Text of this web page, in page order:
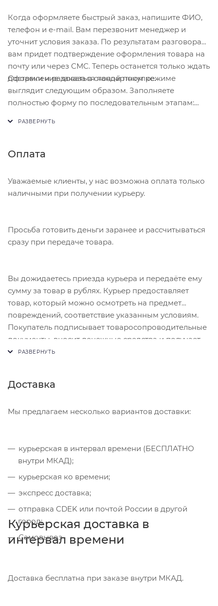
Когда оформляете быстрый заказ, напишите ФИО,
телефон и e-mail. Вам перезвонит менеджер и
уточнит условия заказа. По результатам разговора
вам придет подтверждение оформления товара на
почту или через СМС. Теперь останется только ждать
доставки и радоваться новой покупке.
Оформление заказа в стандартном режиме
выглядит следующим образом. Заполняете
полностью форму по последовательным этапам:
Нажмите кнопку «Оформить заказ».
Оплата
Уважаемые клиенты, у нас возможна оплата только
наличными при получении курьеру.
Просьба готовить деньги заранее и рассчитываться
сразу при передаче товара.
Вы дожидаетесь приезда курьера и передаёте ему
сумму за товар в рублях. Курьер предоставляет
товар, который можно осмотреть на предмет
повреждений, соответствие указанным условиям.
Покупатель подписывает товаросопроводительные
документы, вносит денежные средства и получает
чек.
Доставка
Мы предлагаем несколько вариантов доставки:
курьерская в интервал времени (БЕСПЛАТНО
внутри МКАД);
курьерская ко времени;
экспресс доставка;
отправка CDEK или почтой России в другой
город;
Самовывоз
Курьерская доставка в
интервал времени
Доставка бесплатна при заказе внутри МКАД.